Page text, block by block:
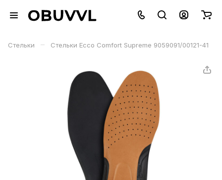
Стельки – Стельки Ecco Comfort Supreme 9059091/00121-41